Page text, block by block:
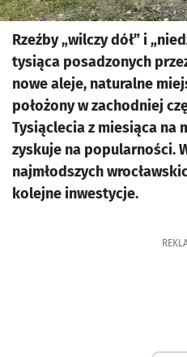
Rzeźby „wilczy dół” i
tysiąca posadzonych
nowe aleje, naturalne
położony w zachodniej
Tysiąclecia z miesiąca na
zyskuje na popularności.
najmłodszych
kolejne inwestycje.